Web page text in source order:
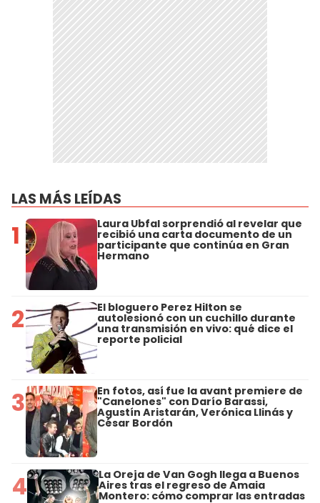
LAS MÁS LEÍDAS
1 Laura Ubfal sorprendió al revelar que
recibió una carta documento de un
participante que continúa en Gran
Hermano
2 El bloguero Perez Hilton se
autolesionó con un cuchillo durante
una transmisión en vivo: qué dice el
reporte policial
3 En fotos, así fue la avant premiere de
"Canelones" con Darío Barassi,
Agustín Aristarán, Verónica Llinás y
César Bordón
4 La Oreja de Van Gogh llega a Buenos
Aires tras el regreso de Amaia
Montero: cómo comprar las entradas